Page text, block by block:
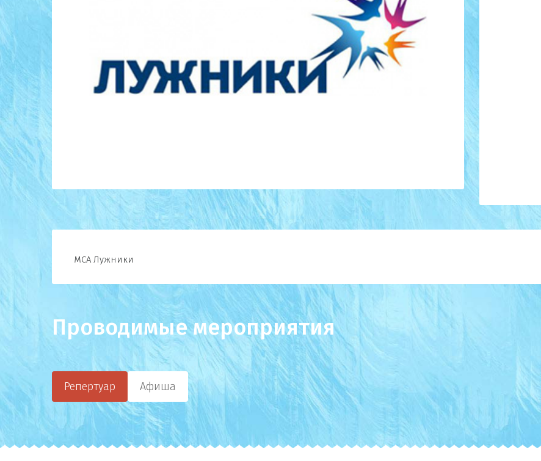
МСА Лужники
Проводимые мероприятия
Репертуар Афиша